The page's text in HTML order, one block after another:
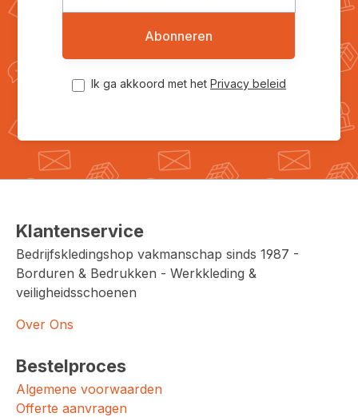
Abonneren
Ik ga akkoord met het Privacy beleid
Klantenservice
Bedrijfskledingshop vakmanschap sinds 1987 -
Borduren & Bedrukken - Werkkleding &
veiligheidsschoenen
Over Ons
Bestelproces
Algemene voorwaarden
Offerte aanvragen